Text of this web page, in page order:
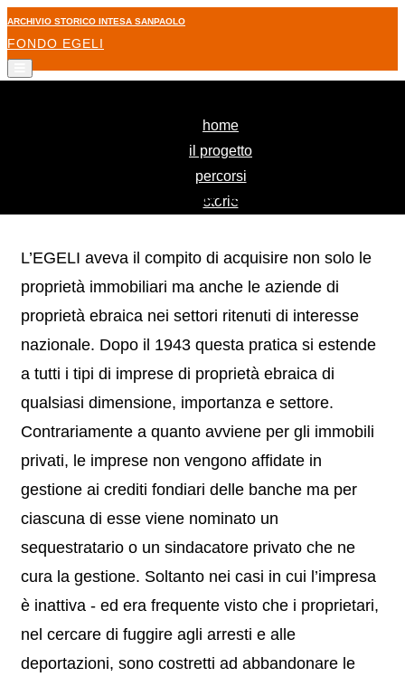
ARCHIVIO STORICO INTESA SANPAOLO
FONDO EGELI
home(current)
il progetto
percorsi
storie
Le imprese: sequestri e confische
L’EGELI aveva il compito di acquisire non solo le
proprietà immobiliari ma anche le aziende di
proprietà ebraica nei settori ritenuti di interesse
nazionale. Dopo il 1943 questa pratica si estende
a tutti i tipi di imprese di proprietà ebraica di
qualsiasi dimensione, importanza e settore.
Contrariamente a quanto avviene per gli immobili
privati, le imprese non vengono affidate in
gestione ai crediti fondiari delle banche ma per
ciascuna di esse viene nominato un
sequestratario o un sindacatore privato che ne
cura la gestione. Soltanto nei casi in cui l’impresa
è inattiva - ed era frequente visto che i proprietari,
nel cercare di fuggire agli arresti e alle
deportazioni, sono costretti ad abbandonare le